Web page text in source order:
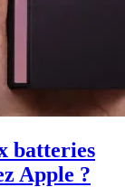
batteries
Apple ?